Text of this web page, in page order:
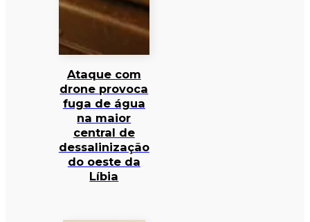
Ataque com
drone provoca
fuga de água
na maior
central de
dessalinização
do oeste da
Líbia